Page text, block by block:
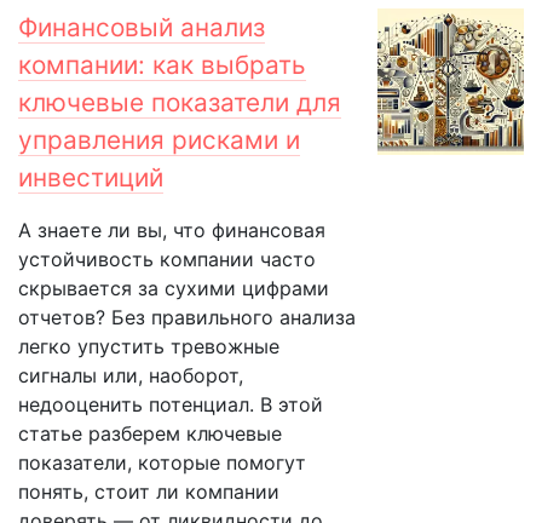
Финансовый анализ
компании: как выбрать
ключевые показатели для
управления рисками и
инвестиций
А знаете ли вы, что финансовая
устойчивость компании часто
скрывается за сухими цифрами
отчетов? Без правильного анализа
легко упустить тревожные
сигналы или, наоборот,
недооценить потенциал. В этой
статье разберем ключевые
показатели, которые помогут
понять, стоит ли компании